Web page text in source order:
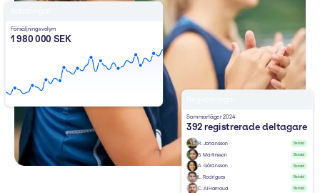
Försäljningsvolym
1 980 000 SEK
Sommarläger 2024
392 registrerade deltagare
R. Johansson Betald
S. Martinsson Betald
A. Göransson Betald
L. Rodrigues Betald
C. Al Hamoud Betald